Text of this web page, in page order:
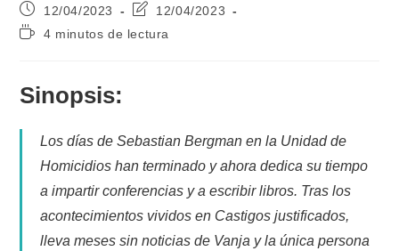
Publicación
de
la
12/04/2023
Última
de
12/04/2023
Tiempo4 minutos de lectura
Sinopsis:
Los días de Sebastian Bergman en la Unidad de
Homicidios han terminado y ahora dedica su tiempo
a impartir conferencias y a escribir libros. Tras los
acontecimientos vividos en Castigos justificados,
lleva meses sin noticias de Vanja y la única persona